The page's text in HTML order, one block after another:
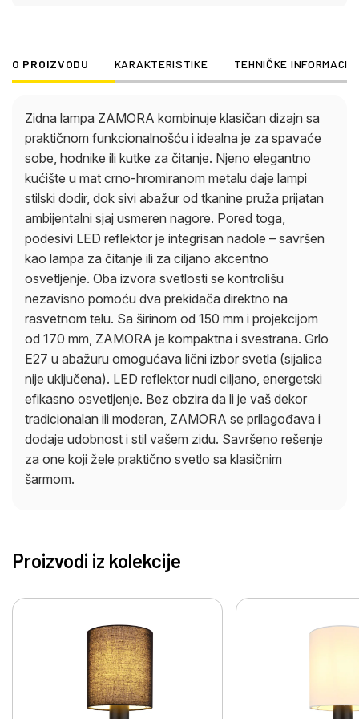
vaš dekor tradicionalan ili moderan, ZAMORA se
sa klasičnim šarmom.
O PROIZVODU KARAKTERISTIKE TEHNIČKE
Zidna lampa ZAMORA kombinuje klasičan dizajn sa
praktičnom funkcionalnošću i idealna je za spavaće
sobe, hodnike ili kutke za čitanje. Njeno elegantno
kućište u mat crno-hromiranom metalu daje lampi
stilski dodir, dok sivi abažur od tkanine pruža prijatan
ambijentalni sjaj usmeren nagore. Pored toga,
podesivi LED reflektor je integrisan nadole – savršen
kao lampa za čitanje ili za ciljano akcentno
osvetljenje. Oba izvora svetlosti se kontrolišu
nezavisno pomoću dva prekidača direktno na
rasvetnom telu. Sa širinom od 150 mm i projekcijom
od 170 mm, ZAMORA je kompaktna i svestrana. Grlo
E27 u abažuru omogućava lični izbor svetla (sijalica
nije uključena). LED reflektor nudi ciljano, energetski
efikasno osvetljenje. Bez obzira da li je vaš dekor
tradicionalan ili moderan, ZAMORA se prilagođava i
dodaje udobnost i stil vašem zidu. Savršeno rešenje
za one koji žele praktično svetlo sa klasičnim
šarmom.
Proizvodi iz kolekcije